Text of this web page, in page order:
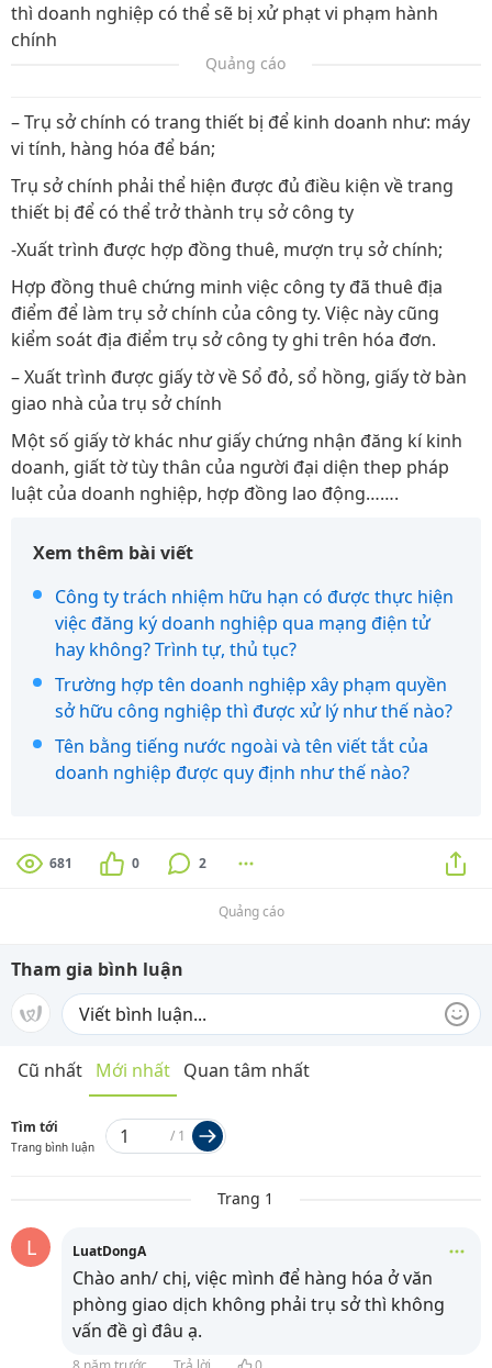
thì doanh nghiệp có thể sẽ bị xử phạt vi phạm hành
chính
Quảng cáo
– Trụ sở chính có trang thiết bị để kinh doanh như: máy
vi tính, hàng hóa để bán;
Trụ sở chính phải thể hiện được đủ điều kiện về trang
thiết bị để có thể trở thành trụ sở công ty
-Xuất trình được hợp đồng thuê, mượn trụ sở chính;
Hợp đồng thuê chứng minh việc công ty đã thuê địa
điểm để làm trụ sở chính của công ty. Việc này cũng
kiểm soát địa điểm trụ sở công ty ghi trên hóa đơn.
– Xuất trình được giấy tờ về Sổ đỏ, sổ hồng, giấy tờ bàn
giao nhà của trụ sở chính
Một số giấy tờ khác như giấy chứng nhận đăng kí kinh
doanh, giất tờ tùy thân của người đại diện thep pháp
luật của doanh nghiệp, hợp đồng lao động…….
Xem thêm bài viết
Công ty trách nhiệm hữu hạn có được thực hiện
việc đăng ký doanh nghiệp qua mạng điện tử
hay không? Trình tự, thủ tục?
Trường hợp tên doanh nghiệp xây phạm quyền
sở hữu công nghiệp thì được xử lý như thế nào?
Tên bằng tiếng nước ngoài và tên viết tắt của
doanh nghiệp được quy định như thế nào?
681 0 2
Quảng cáo
Tham gia bình luận
Cũ nhất Mới nhất Quan tâm nhất
Tìm tới
Trang bình luận
/ 1
Trang 1
L LuatDongA
Chào anh/ chị, việc mình để hàng hóa ở văn
phòng giao dịch không phải trụ sở thì không
vấn đề gì đâu ạ.